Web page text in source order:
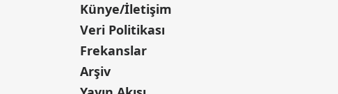
Künye/İletişim
Veri Politikası
Frekanslar
Arşiv